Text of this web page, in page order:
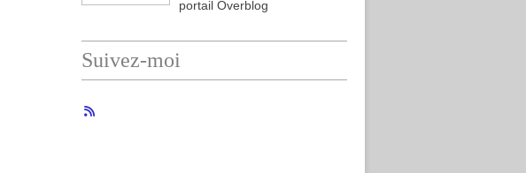
portail Overblog
Suivez-moi